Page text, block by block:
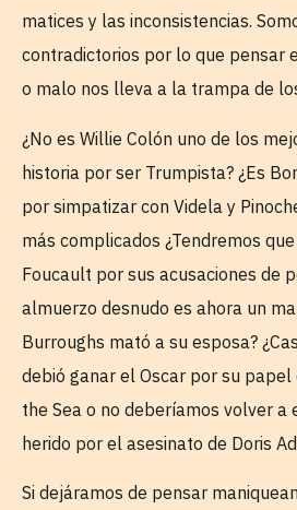
matices y las inconsistencias.
contradictorios por lo que pensar
o malo nos lleva a la trampa de
¿No es Willie Colón uno de los
historia por ser Trumpista? ¿Es
por simpatizar con Videla y
más complicados ¿Tendremos
Foucault por sus acusaciones de
almuerzo desnudo es ahora un
Burroughs mató a su esposa?
debió ganar el Oscar por su
the Sea o no deberíamos volver a
herido por el asesinato de Doris
Si dejáramos de pensar